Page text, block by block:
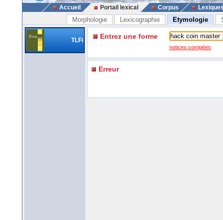
Accueil Portail lexical Corpus
Morphologie Lexicographie Etymologie
TLFi Entrez une forme
notices corrigées
Erreur